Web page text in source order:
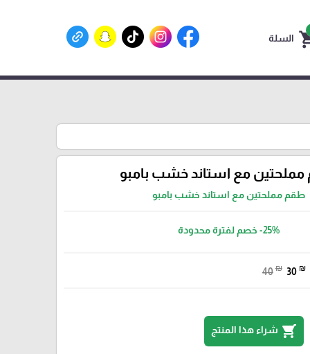
السلة
مع استاند خشب بامبو
طقم مملحتين مع استاند خشب بامبو
-25% خصم لفترة محدودة
40 ₪ 30 ₪
shopping_cart شراء هذا المنتج